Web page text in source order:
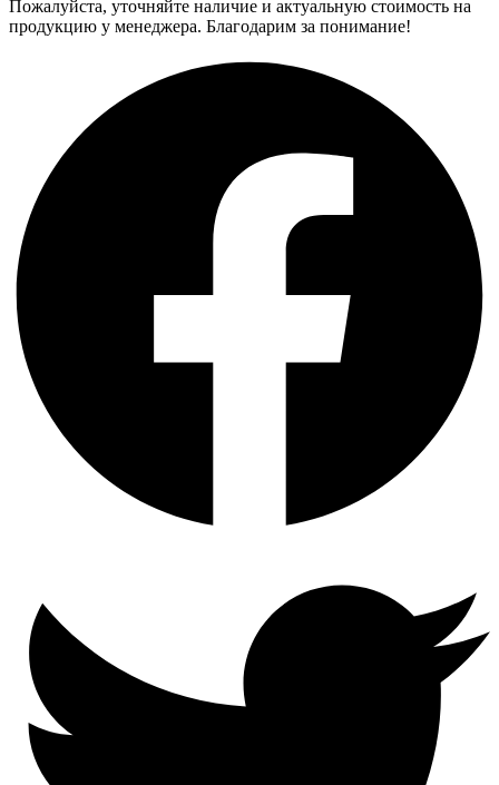
Пожалуйста, уточняйте наличие и актуальную стоимость на
продукцию у менеджера. Благодарим за понимание!